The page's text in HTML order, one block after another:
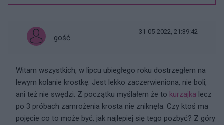
gość
31-05-2022, 21:39:42
Witam wszystkich, w lipcu ubiegłego roku dostrzegłem na
lewym kolanie krostkę. Jest lekko zaczerwieniona, nie boli,
ani też nie swędzi. Z początku myślałem że to kurzajka lecz
po 3 próbach zamrożenia krosta nie zniknęła. Czy ktoś ma
pojęcie co to może być, jak najlepiej się tego pozbyć? Z góry